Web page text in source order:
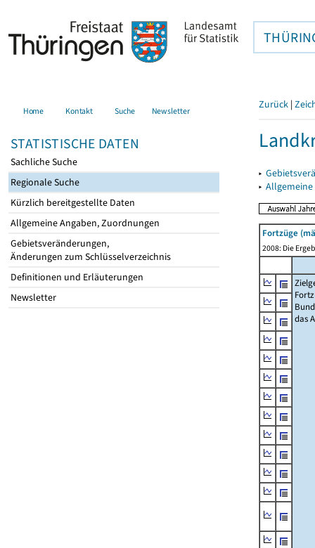
Home Kontakt Suche Newsletter
STATISTISCHE DATEN
Sachliche Suche
Regionale Suche
Kürzlich bereitgestellte Daten
Allgemeine Angaben, Zuordnungen
Gebietsveränderungen,
Änderungen zum Schlüsselverzeichnis
Definitionen und Erläuterungen
Newsletter
Zurück |
▸
▸
Fortzüge
2008: Die
das